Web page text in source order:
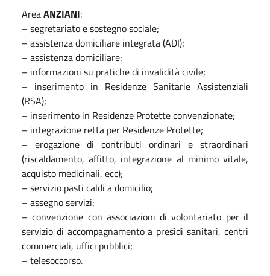
AreaANZIANI:
– segretariato e sostegno sociale;
– assistenza domiciliare integrata (ADI);
– assistenza domiciliare;
– informazioni su pratiche di invalidità civile;
– inserimento in Residenze Sanitarie Assistenziali
(RSA);
– inserimento in Residenze Protette convenzionate;
– integrazione retta per Residenze Protette;
– erogazione di contributi ordinari e straordinari
(riscaldamento, affitto, integrazione al minimo vitale,
acquisto medicinali, ecc);
– servizio pasti caldi a domicilio;
– assegno servizi;
– convenzione con associazioni di volontariato per il
servizio di accompagnamento a presìdi sanitari, centri
commerciali, uffici pubblici;
– telesoccorso.